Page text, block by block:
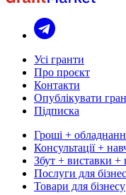
Усі гранти
Про проєкт
Контакти
Опублікувати
Підписка
Гроші +
Консультації +
Збут + виставки +
Послуги для
Товари для бізнесу